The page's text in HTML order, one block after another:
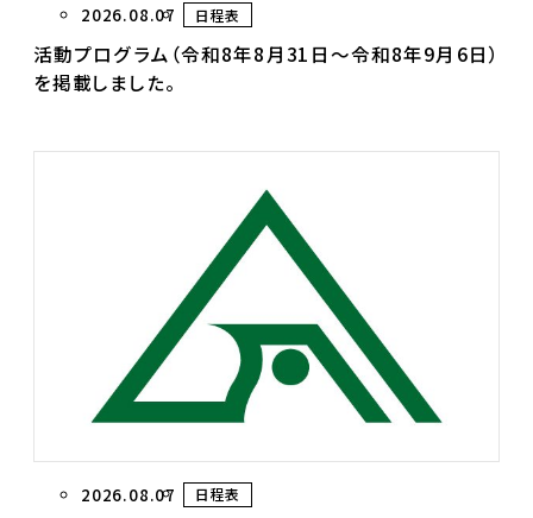
2026.08.07 日程表
活動プログラム（令和8年8月31日～令和8年9月6日）
を掲載しました。
2026.08.07 日程表